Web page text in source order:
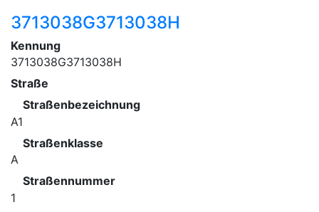
3713038G3713038H
Kennung
3713038G3713038H
Straße
Straßenbezeichnung
A1
Straßenklasse
A
Straßennummer
1